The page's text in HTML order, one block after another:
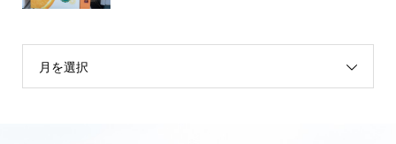
月を選択